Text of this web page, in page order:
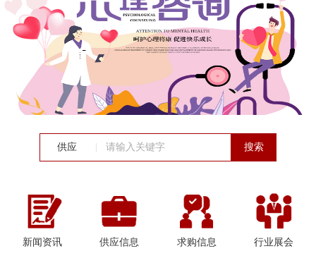
供应 搜索
新闻资讯 供应信息 求购信息 行业展会